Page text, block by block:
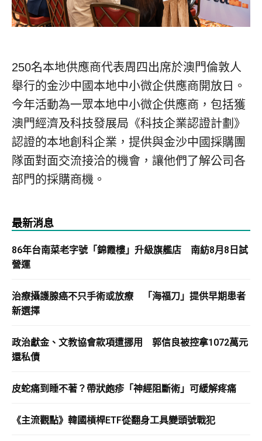
250名本地供應商代表周四出席於澳門倫敦人
舉行的金沙中國本地中小微企供應商開放日。
今年活動為一眾本地中小微企供應商，包括獲
澳門經濟及科技發展局《科技企業認證計劃》
認證的本地創科企業，提供與金沙中國採購團
隊面對面交流接洽的機會，讓他們了解公司各
部門的採購商機。
最新消息
86年台南菜老字號「錦霞樓」升級旗艦店 南紡8月8日試
營運
治療攝護腺癌不只手術或放療 「海福刀」提供早期患者
新選擇
政治獻金、文教協會款項遭挪用 郭信良被控拿1072萬元
還私債
皮蛇痛到睡不著？帶狀皰疹「神經阻斷術」可緩解疼痛
《主流觀點》韓國槓桿ETF從翻身工具變頭號戰犯